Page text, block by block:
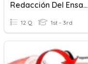
Redacción Del Ensayo
12 Q 1st - 3rd